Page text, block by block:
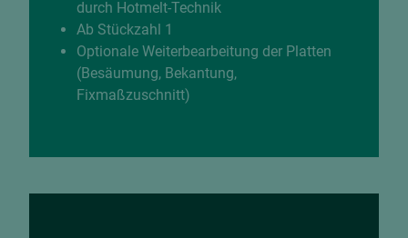
durch Hotmelt-Technik
Ab Stückzahl 1
Optionale Weiterbearbeitung der Platten
(Besäumung, Bekantung,
Fixmaßzuschnitt)